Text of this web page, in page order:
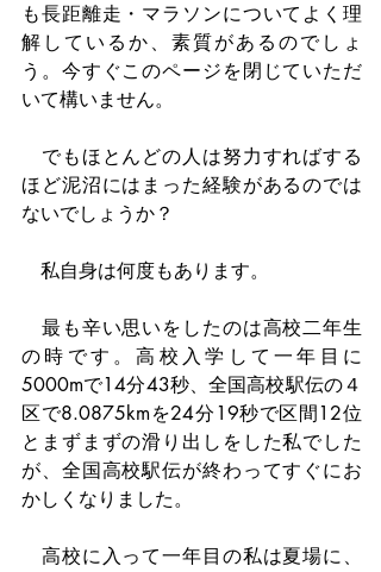
も長距離走・マラソンについてよく理
解しているか、素質があるのでしょ
う。今すぐこのページを閉じていただ
いて構いません。
でもほとんどの人は努力すればする
ほど泥沼にはまった経験があるのでは
ないでしょうか？
私自身は何度もあります。
最も辛い思いをしたのは高校二年生
の時です。高校入学して一年目に
5000mで14分43秒、全国高校駅伝の４
区で8.0875kmを24分19秒で区間12位
とまずまずの滑り出しをした私でした
が、全国高校駅伝が終わってすぐにお
かしくなりました。
高校に入って一年目の私は夏場に、